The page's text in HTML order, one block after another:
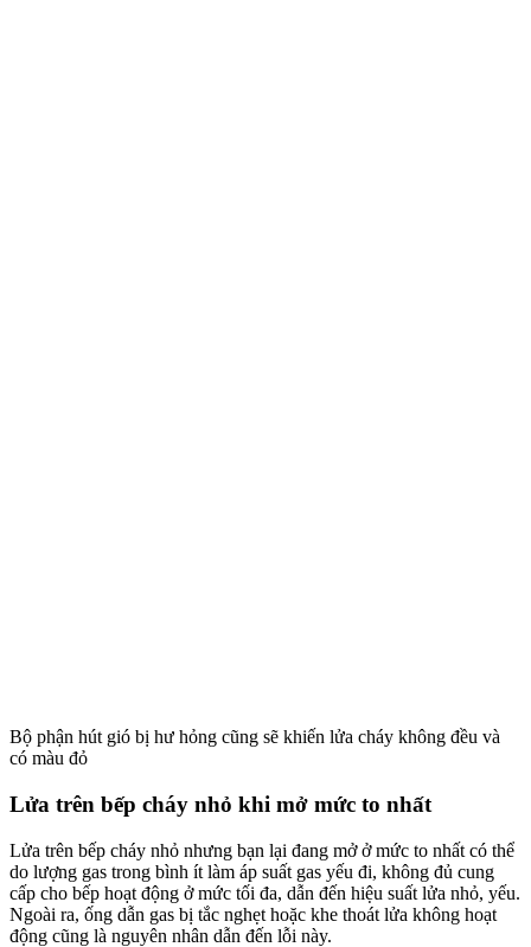
Bộ phận hút gió bị hư hỏng cũng sẽ khiến lửa cháy không đều và
có màu đỏ
Lửa trên bếp cháy nhỏ khi mở mức to nhất
Lửa trên bếp cháy nhỏ nhưng bạn lại đang mở ở mức to nhất có thể
do lượng gas trong bình ít làm áp suất gas yếu đi, không đủ cung
cấp cho bếp hoạt động ở mức tối đa, dẫn đến hiệu suất lửa nhỏ, yếu.
Ngoài ra, ống dẫn gas bị tắc nghẹt hoặc khe thoát lửa không hoạt
động cũng là nguyên nhân dẫn đến lỗi này.